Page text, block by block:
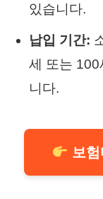
있습니다.
납입 기간:
세 또는 100
니다.
보